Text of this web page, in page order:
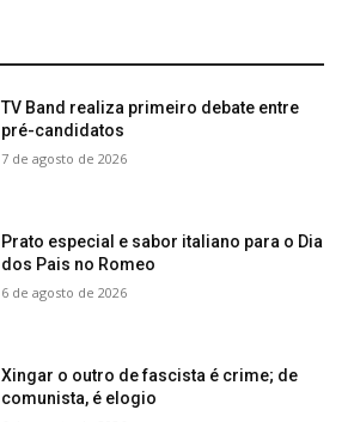
TV Band realiza primeiro debate entre
pré-candidatos
7 de agosto de 2026
Prato especial e sabor italiano para o Dia
dos Pais no Romeo
6 de agosto de 2026
Xingar o outro de fascista é crime; de
comunista, é elogio